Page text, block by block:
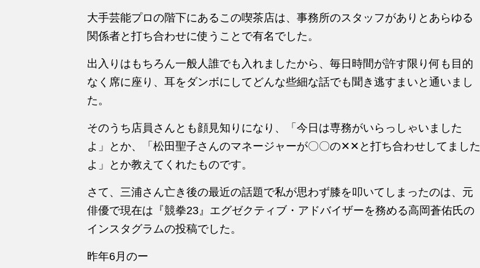
大手芸能プロの階下にあるこの喫茶店は、事務所のスタッフがありとあらゆる
関係者と打ち合わせに使うことで有名でした。
出入りはもちろん一般人誰でも入れましたから、毎日時間が許す限り何も目的
なく席に座り、耳をダンボにしてどんな些細な話でも聞き逃すまいと通いまし
た。
そのうち店員さんとも顔見知りになり、「今日は専務がいらっしゃいました
よ」とか、「松田聖子さんのマネージャーが〇〇の✕✕と打ち合わせしてました
よ」とか教えてくれたものです。
さて、三浦さん亡き後の最近の話題で私が思わず膝を叩いてしまったのは、元
俳優で現在は『競拳23』エグゼクティブ・アドバイザーを務める高岡蒼佑氏の
インスタグラムの投稿でした。
昨年6月のー